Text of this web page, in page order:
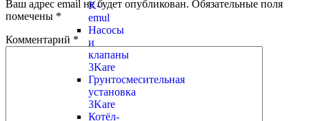
K-
emul
Насосы
и
клапаны
3Kare
Грунтосмесительная
установка
3Kare
Котёл-
Ваш адрес email не будет опубликован. Обязательные поля
помечены *
Комментарий *